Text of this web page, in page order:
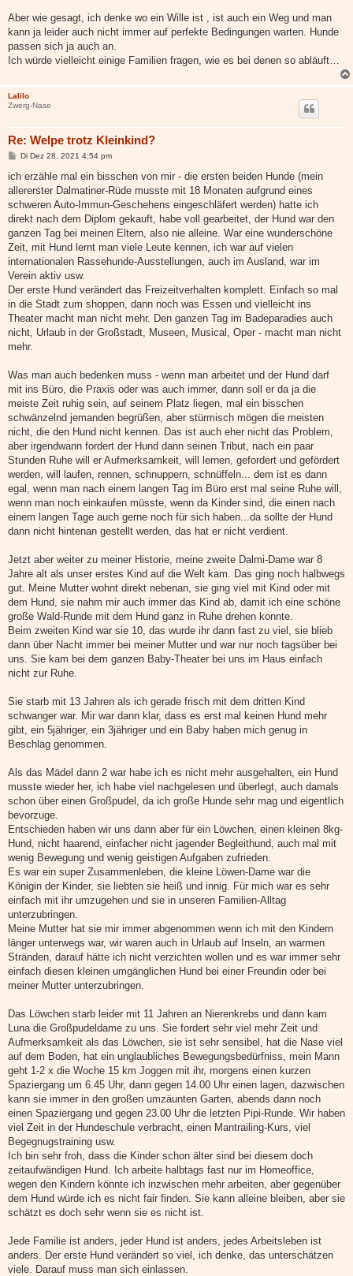
Aber wie gesagt, ich denke wo ein Wille ist , ist auch ein Weg und man
kann ja leider auch nicht immer auf perfekte Bedingungen warten. Hunde
passen sich ja auch an.
Ich würde vielleicht einige Familien fragen, wie es bei denen so abläuft…
Lalilo
Zwerg-Nase
Re: Welpe trotz Kleinkind?
B
i
r
a
Di Dez 28, 2021 4:54 pm
ich erzähle mal ein bisschen von mir - die ersten beiden Hunde (mein
allererster Dalmatiner-Rüde musste mit 18 Monaten aufgrund eines
schweren Auto-Immun-Geschehens eingeschläfert werden) hatte ich
direkt nach dem Diplom gekauft, habe voll gearbeitet, der Hund war den
ganzen Tag bei meinen Eltern, also nie alleine. War eine wunderschöne
Zeit, mit Hund lernt man viele Leute kennen, ich war auf vielen
internationalen Rassehunde-Ausstellungen, auch im Ausland, war im
Verein aktiv usw.
Der erste Hund verändert das Freizeitverhalten komplett. Einfach so mal
in die Stadt zum shoppen, dann noch was Essen und vielleicht ins
Theater macht man nicht mehr. Den ganzen Tag im Badeparadies auch
nicht, Urlaub in der Großstadt, Museen, Musical, Oper - macht man nicht
mehr.
Was man auch bedenken muss - wenn man arbeitet und der Hund darf
mit ins Büro, die Praxis oder was auch immer, dann soll er da ja die
meiste Zeit ruhig sein, auf seinem Platz liegen, mal ein bisschen
schwänzelnd jemanden begrüßen, aber stürmisch mögen die meisten
nicht, die den Hund nicht kennen. Das ist auch eher nicht das Problem,
aber irgendwann fordert der Hund dann seinen Tribut, nach ein paar
Stunden Ruhe will er Aufmerksamkeit, will lernen, gefordert und gefördert
werden, will laufen, rennen, schnuppern, schnüffeln... dem ist es dann
egal, wenn man nach einem langen Tag im Büro erst mal seine Ruhe will,
wenn man noch einkaufen müsste, wenn da Kinder sind, die einen nach
einem langen Tage auch gerne noch für sich haben...da sollte der Hund
dann nicht hintenan gestellt werden, das hat er nicht verdient.
Jetzt aber weiter zu meiner Historie, meine zweite Dalmi-Dame war 8
Jahre alt als unser erstes Kind auf die Welt kam. Das ging noch halbwegs
gut. Meine Mutter wohnt direkt nebenan, sie ging viel mit Kind oder mit
dem Hund, sie nahm mir auch immer das Kind ab, damit ich eine schöne
große Wald-Runde mit dem Hund ganz in Ruhe drehen konnte.
Beim zweiten Kind war sie 10, das wurde ihr dann fast zu viel, sie blieb
dann über Nacht immer bei meiner Mutter und war nur noch tagsüber bei
uns. Sie kam bei dem ganzen Baby-Theater bei uns im Haus einfach
nicht zur Ruhe.
Sie starb mit 13 Jahren als ich gerade frisch mit dem dritten Kind
schwanger war. Mir war dann klar, dass es erst mal keinen Hund mehr
gibt, ein 5jähriger, ein 3jähriger und ein Baby haben mich genug in
Beschlag genommen.
Als das Mädel dann 2 war habe ich es nicht mehr ausgehalten, ein Hund
musste wieder her, ich habe viel nachgelesen und überlegt, auch damals
schon über einen Großpudel, da ich große Hunde sehr mag und eigentlich
bevorzuge.
Entschieden haben wir uns dann aber für ein Löwchen, einen kleinen 8kg-
Hund, nicht haarend, einfacher nicht jagender Begleithund, auch mal mit
wenig Bewegung und wenig geistigen Aufgaben zufrieden.
Es war ein super Zusammenleben, die kleine Löwen-Dame war die
Königin der Kinder, sie liebten sie heiß und innig. Für mich war es sehr
einfach mit ihr umzugehen und sie in unseren Familien-Alltag
unterzubringen.
Meine Mutter hat sie mir immer abgenommen wenn ich mit den Kindern
länger unterwegs war, wir waren auch in Urlaub auf Inseln, an warmen
Stränden, darauf hätte ich nicht verzichten wollen und es war immer sehr
einfach diesen kleinen umgänglichen Hund bei einer Freundin oder bei
meiner Mutter unterzubringen.
Das Löwchen starb leider mit 11 Jahren an Nierenkrebs und dann kam
Luna die Großpudeldame zu uns. Sie fordert sehr viel mehr Zeit und
Aufmerksamkeit als das Löwchen, sie ist sehr sensibel, hat die Nase viel
auf dem Boden, hat ein unglaubliches Bewegungsbedürfniss, mein Mann
geht 1-2 x die Woche 15 km Joggen mit ihr, morgens einen kurzen
Spaziergang um 6.45 Uhr, dann gegen 14.00 Uhr einen lagen, dazwischen
kann sie immer in den großen umzäunten Garten, abends dann noch
einen Spaziergang und gegen 23.00 Uhr die letzten Pipi-Runde. Wir haben
viel Zeit in der Hundeschule verbracht, einen Mantrailing-Kurs, viel
Begegnugstraining usw.
Ich bin sehr froh, dass die Kinder schon älter sind bei diesem doch
zeitaufwändigen Hund. Ich arbeite halbtags fast nur im Homeoffice,
wegen den Kindern könnte ich inzwischen mehr arbeiten, aber gegenüber
dem Hund würde ich es nicht fair finden. Sie kann alleine bleiben, aber sie
schätzt es doch sehr wenn sie es nicht ist.
Jede Familie ist anders, jeder Hund ist anders, jedes Arbeitsleben ist
anders. Der erste Hund verändert so viel, ich denke, das unterschätzen
viele. Darauf muss man sich einlassen.